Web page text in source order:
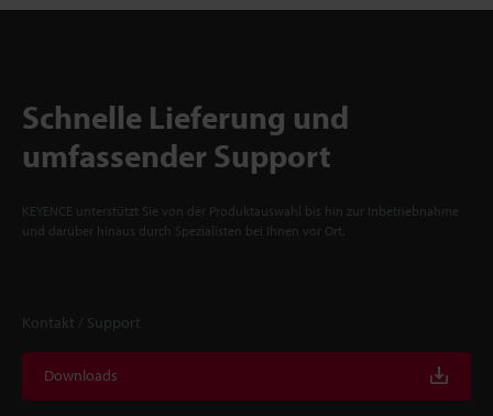
Schnelle Lieferung und
umfassender Support
KEYENCE unterstützt Sie von der Produktauswahl bis hin zur Inbetriebnahme
und darüber hinaus durch Spezialisten bei Ihnen vor Ort.
Kontakt / Support
Downloads